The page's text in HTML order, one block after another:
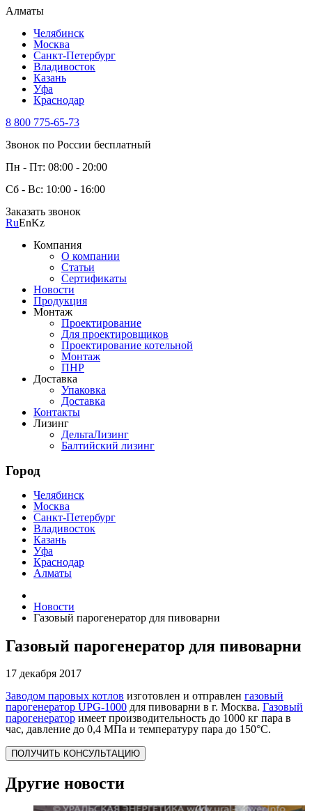
Алматы
Челябинск
Москва
Санкт-Петербург
Владивосток
Казань
Уфа
Краснодар
8 800 775-65-73
Звонок по России бесплатный
Пн - Пт: 08:00 - 20:00
Сб - Вс: 10:00 - 16:00
Заказать звонок
RuEnKz
Компания
О компании
Статьи
Сертификаты
Новости
Продукция
Монтаж
Проектирование
Для проектировщиков
Проектирование котельной
Монтаж
ПНР
Доставка
Упаковка
Доставка
Контакты
Лизинг
ДельтаЛизинг
Балтийский лизинг
Город
Челябинск
Москва
Санкт-Петербург
Владивосток
Казань
Уфа
Краснодар
Алматы
Новости
Газовый парогенератор для пивоварни
Газовый парогенератор для пивоварни
17 декабря 2017
Заводом паровых котлов изготовлен и отправлен газовый
парогенератор UPG-1000 для пивоварни в г. Москва. Газовый
парогенератор имеет производительность до 1000 кг пара в
час, давление до 0,4 МПа и температуру пара до 150°С.
ПОЛУЧИТЬ КОНСУЛЬТАЦИЮ
Другие новости